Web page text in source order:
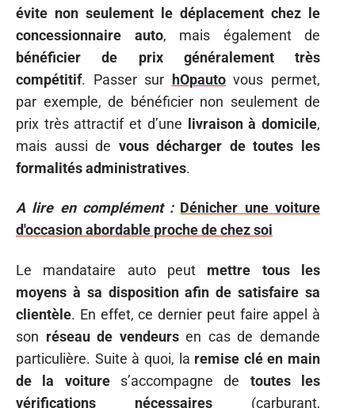
évite non seulement le déplacement chez le
concessionnaire auto, mais également de
bénéficier de prix généralement très
compétitif. Passer sur hOpautovous permet,
par exemple, de bénéficier non seulement de
prix très attractif et d’une livraison à domicile,
mais aussi de vous décharger de toutes les
formalités administratives.
A lire en complément : Dénicher une voiture
d'occasion abordable proche de chez soi
Le mandataire auto peut mettre tous les
moyens à sa disposition afin de satisfaire sa
clientèle. En effet, ce dernier peut faire appel à
son réseau de vendeursen cas de demande
particulière. Suite à quoi, la remise clé en main
de la voitures’accompagne de toutes les
vérifications nécessaires (carburant,